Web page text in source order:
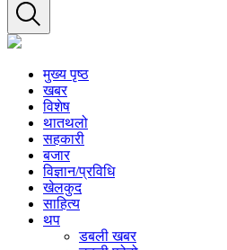
मुख्य पृष्ठ
खबर
विशेष
थातथलो
सहकारी
बजार
विज्ञान/प्रविधि
खेलकुद
साहित्य
थप
डबली खबर